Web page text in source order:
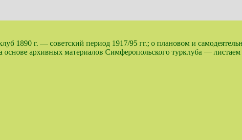
1890 г. — советский период 1917/95 гг.; о плановом и
архивных материалов Симферопольского турклуба —